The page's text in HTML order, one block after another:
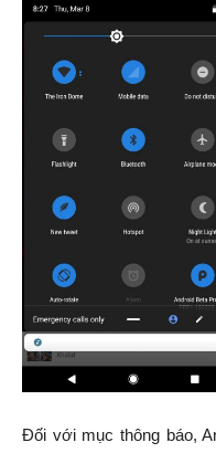
Đối với mục thông báo,